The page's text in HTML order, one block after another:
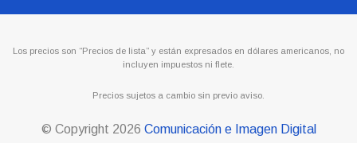
Los precios son “Precios de lista” y están expresados en dólares americanos, no
incluyen impuestos ni flete.
Precios sujetos a cambio sin previo aviso.
© Copyright 2026 Comunicación e Imagen Digital